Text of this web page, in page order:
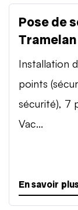
Pose de
Tramelan
Installation
points
sécurité), 7
Vac...
En savoir